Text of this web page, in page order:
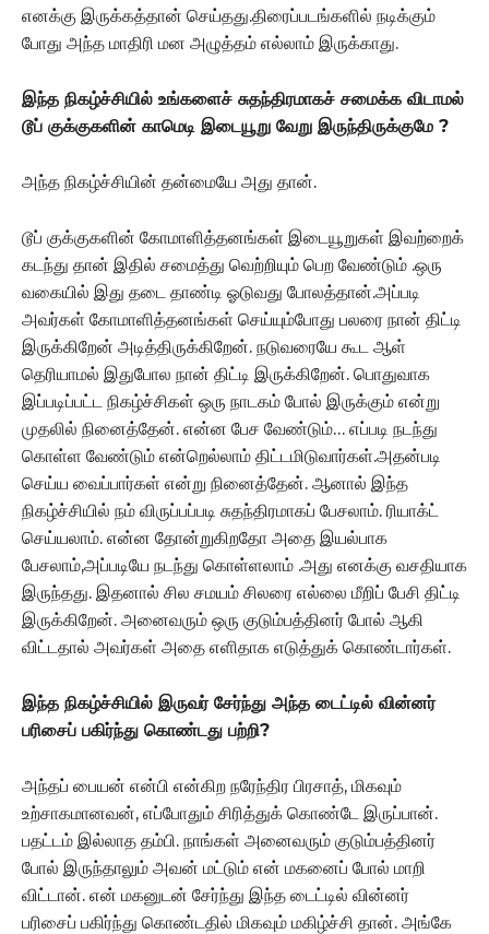
எனக்கு இருக்கத்தான் செய்தது.திரைப்படங்களில் நடிக்கும்
போது அந்த மாதிரி மன அழுத்தம் எல்லாம் இருக்காது.
இந்த நிகழ்ச்சியில் உங்களைச் சுதந்திரமாகச் சமைக்க விடாமல்
டூப் குக்குகளின் காமெடி இடையூறு வேறு இருந்திருக்குமே ?
அந்த நிகழ்ச்சியின் தன்மையே அது தான்.
டூப் குக்குகளின் கோமாளித்தனங்கள் இடையூறுகள் இவற்றைக்
கடந்து தான் இதில் சமைத்து வெற்றியும் பெற வேண்டும் .ஒரு
வகையில் இது தடை தாண்டி ஓடுவது போலத்தான்.அப்படி
அவர்கள் கோமாளித்தனங்கள் செய்யும்போது பலரை நான் திட்டி
இருக்கிறேன் அடித்திருக்கிறேன். நடுவரையே கூட ஆள்
தெரியாமல் இதுபோல நான் திட்டி இருக்கிறேன். பொதுவாக
இப்படிப்பட்ட நிகழ்ச்சிகள் ஒரு நாடகம் போல் இருக்கும் என்று
முதலில் நினைத்தேன். என்ன பேச வேண்டும்… எப்படி நடந்து
கொள்ள வேண்டும் என்றெல்லாம் திட்டமிடுவார்கள்.அதன்படி
செய்ய வைப்பார்கள் என்று நினைத்தேன். ஆனால் இந்த
நிகழ்ச்சியில் நம் விருப்பப்படி சுதந்திரமாகப் பேசலாம். ரியாக்ட்
செய்யலாம். என்ன தோன்றுகிறதோ அதை இயல்பாக
பேசலாம்,அப்படியே நடந்து கொள்ளலாம் .அது எனக்கு வசதியாக
இருந்தது. இதனால் சில சமயம் சிலரை எல்லை மீறிப் பேசி திட்டி
இருக்கிறேன்.‌ அனைவரும் ஒரு குடும்பத்தினர் போல் ஆகி
விட்டதால் அவர்கள் அதை எளிதாக எடுத்துக் கொண்டார்கள்.
இந்த நிகழ்ச்சியில் இருவர் சேர்ந்து அந்த டைட்டில் வின்னர்
பரிசைப் பகிர்ந்து கொண்டது பற்றி?
அந்தப் பையன் என்பி என்கிற நரேந்திர பிரசாத், மிகவும்
உற்சாகமானவன், எப்போதும் சிரித்துக் கொண்டே இருப்பான்.
பதட்டம் இல்லாத தம்பி. நாங்கள் அனைவரும் குடும்பத்தினர்
போல் இருந்தாலும் அவன் மட்டும் என் மகனைப் போல் மாறி
விட்டான். என் மகனுடன் சேர்ந்து இந்த டைட்டில் வின்னர்
பரிசைப் பகிர்ந்து கொண்டதில் மிகவும் மகிழ்ச்சி தான். அங்கே